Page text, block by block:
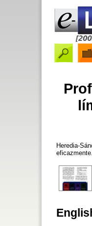
Heredia-
eficazmente.